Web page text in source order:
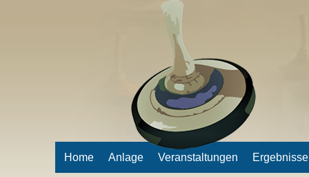
Home Anlage Veranstaltungen Ergebnisse